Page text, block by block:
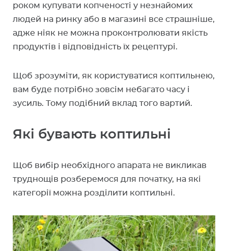
роком купувати копченості у незнайомих
людей на ринку або в магазині все страшніше,
адже ніяк не можна проконтролювати якість
продуктів і відповідність їх рецептурі.
Щоб зрозуміти, як користуватися коптильнею,
вам буде потрібно зовсім небагато часу і
зусиль. Тому подібний вклад того вартий.
Які бувають коптильні
Щоб вибір необхідного апарата не викликав
труднощів розберемося для початку, на які
категорії можна розділити коптильні.